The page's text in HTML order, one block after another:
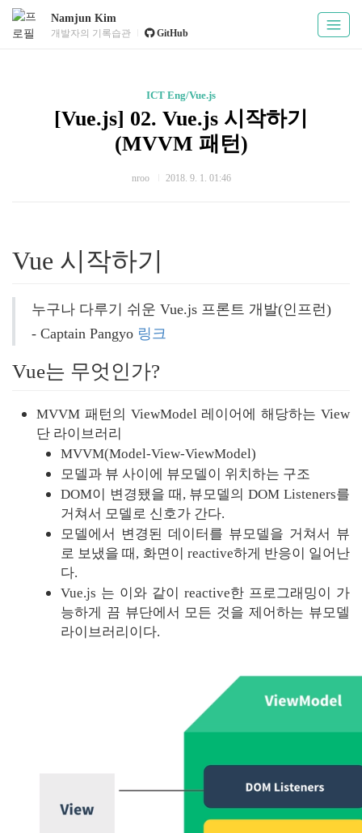
Namjun Kim
개발자의 기록습관 GitHub
ICT Eng/Vue.js
[Vue.js] 02. Vue.js 시작하기
(MVVM 패턴)
nroo 2018. 9. 1. 01:46
Vue 시작하기
누구나 다루기 쉬운 Vue.js 프론트 개발(인프런)
- Captain Pangyo 링크
Vue는 무엇인가?
MVVM 패턴의 ViewModel 레이어에 해당하는 View
단 라이브러리
MVVM(Model-View-ViewModel)
모델과 뷰 사이에 뷰모델이 위치하는 구조
DOM이 변경됐을 때, 뷰모델의 DOM Listeners를
거쳐서 모델로 신호가 간다.
모델에서 변경된 데이터를 뷰모델을 거쳐서 뷰
로 보냈을 때, 화면이 reactive하게 반응이 일어난
다.
Vue.js 는 이와 같이 reactive한 프로그래밍이 가
능하게 끔 뷰단에서 모든 것을 제어하는 뷰모델
라이브러리이다.